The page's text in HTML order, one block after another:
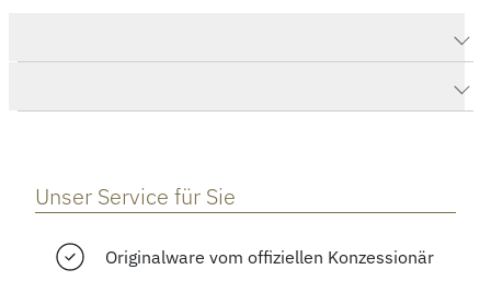
Unser Service für Sie
Originalware vom offiziellen Konzessionär